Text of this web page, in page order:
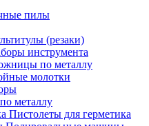
пилы
(резаки)
инструмента
по металлу
молотки
металлу
Пистолеты для герметика